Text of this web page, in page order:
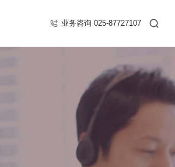
业务咨询 025-87727107